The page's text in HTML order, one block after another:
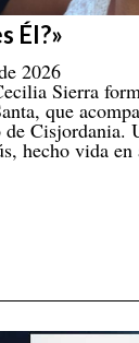
Él?»
2026
Sierra
que
Cisjordania.
hecho vida